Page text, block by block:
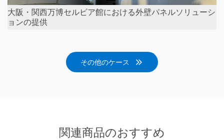
大阪・関西万博セルビア館における外壁パネルソリューシ
ョンの提供
その他のケース
関連商品のおすすめ